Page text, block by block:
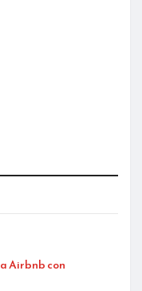
Airbnb con